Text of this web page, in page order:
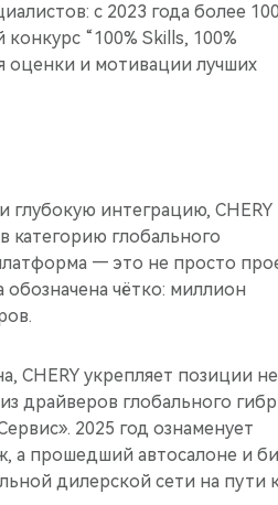
с 2023 года более 100
“100% Skills, 100%
оценки и мотивации лучших
интеграцию, CHERY
категорию глобального
— это не просто
чётко: миллион
CHERY укрепляет позиции не
драйверов глобального
2025 год ознаменует
а прошедший автосалоне и
дилерской сети на пути